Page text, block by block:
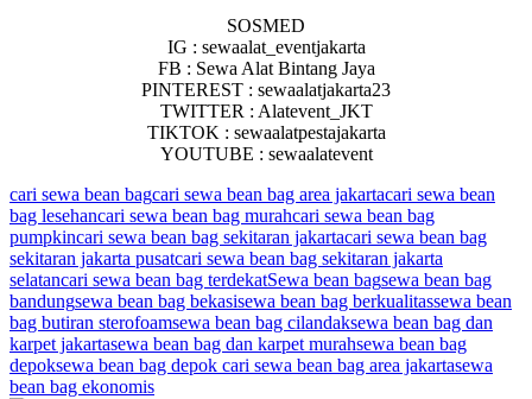
SOSMED
IG : sewaalat_eventjakarta
FB : Sewa Alat Bintang Jaya
PINTEREST : sewaalatjakarta23
TWITTER : Alatevent_JKT
TIKTOK : sewaalatpestajakarta
YOUTUBE : sewaalatevent
cari sewa bean bagcari sewa bean bag area jakartacari sewa bean
bag lesehancari sewa bean bag murahcari sewa bean bag
pumpkincari sewa bean bag sekitaran jakartacari sewa bean bag
sekitaran jakarta pusatcari sewa bean bag sekitaran jakarta
selatancari sewa bean bag terdekatSewa bean bagsewa bean bag
bandungsewa bean bag bekasisewa bean bag berkualitassewa bean
bag butiran sterofoamsewa bean bag cilandaksewa bean bag dan
karpet jakartasewa bean bag dan karpet murahsewa bean bag
depoksewa bean bag depok cari sewa bean bag area jakartasewa
bean bag ekonomis